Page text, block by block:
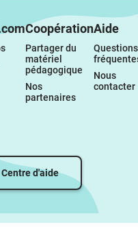
Coopération
Partager du
matériel
pédagogique
Nos
partenaires
Aide
Questions
Nous
contacter
Centre d'aide